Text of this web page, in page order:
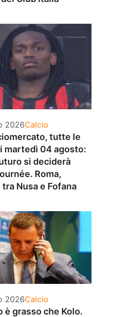
2026Categorie
Calcio
tutte le
martedì 04 agosto:
si deciderà
Roma,
tra Nusa e Fofana
2026Categorie
Calcio
è grasso che Kolo.